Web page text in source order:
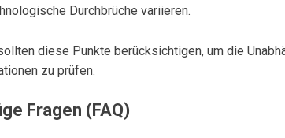
Durchbrüche variieren.
diese Punkte berücksichtigen, um die
zu prüfen.
Fragen (FAQ)